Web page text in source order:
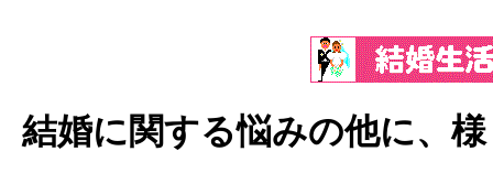
結婚に関する悩みの他に、